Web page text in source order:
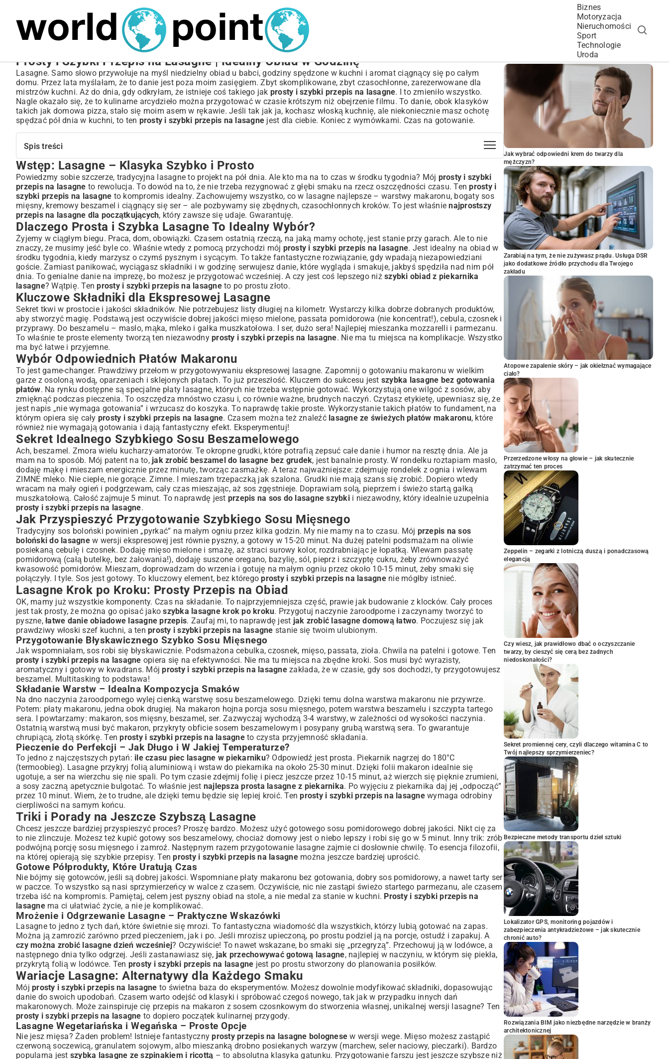
Biznes
Motoryzacja
Nieruchomości
Sport
Technologie
Uroda
Prosty i Szybki Przepis na Lasagne | Idealny Obiad w Godzinę
Lasagne. Samo słowo przywołuje na myśl niedzielny obiad u babci, godziny spędzone w kuchni i aromat ciągnący się po całym
domu. Przez lata myślałam, że to danie jest poza moim zasięgiem. Zbyt skomplikowane, zbyt czasochłonne, zarezerwowane dla
mistrzów kuchni. Aż do dnia, gdy odkryłam, że istnieje coś takiego jak prosty i szybki przepis na lasagne. I to zmieniło wszystko.
Nagle okazało się, że to kulinarne arcydzieło można przygotować w czasie krótszym niż obejrzenie filmu. To danie, obok klasyków
takich jak domowa pizza, stało się moim asem w rękawie. Jeśli tak jak ja, kochasz włoską kuchnię, ale niekoniecznie masz ochotę
spędzać pół dnia w kuchni, to ten prosty i szybki przepis na lasagne jest dla ciebie. Koniec z wymówkami. Czas na gotowanie.
Spis treści
Wstęp: Lasagne – Klasyka Szybko i Prosto
Dlaczego Prosta i Szybka Lasagne To Idealny Wybór?
Kluczowe Składniki dla Ekspresowej Lasagne
Wybór Odpowiednich Płatów Makaronu
Sekret Idealnego Szybkiego Sosu Beszamelowego
Jak Przyspieszyć Przygotowanie Szybkiego Sosu Mięsnego
Lasagne Krok po Kroku: Prosty Przepis na Obiad
Przygotowanie Błyskawicznego Szybko Sosu Mięsnego
Składanie Warstw – Idealna Kompozycja Smaków
Pieczenie do Perfekcji – Jak Długo i W Jakiej Temperaturze?
Triki i Porady na Jeszcze Szybszą Lasagne
Gotowe Półprodukty, Które Uratują Czas
Mrożenie i Odgrzewanie Lasagne – Praktyczne Wskazówki
Wariacje Lasagne: Alternatywy dla Każdego Smaku
Lasagne Wegetariańska i Wegańska – Proste Opcje
Bezglutenowa Lasagne – Czy To Możliwe?
Z czym Podawać Lasagne? Idealne Dodatki
Podsumowanie: Delektuj Się Szybką i Prostą Lasagne
Wstęp: Lasagne – Klasyka Szybko i Prosto
Powiedzmy sobie szczerze, tradycyjna lasagne to projekt na pół dnia. Ale kto ma na to czas w środku tygodnia? Mój prosty i szybki
przepis na lasagne to rewolucja. To dowód na to, że nie trzeba rezygnować z głębi smaku na rzecz oszczędności czasu. Tenprosty i
szybki przepis na lasagne to kompromis idealny. Zachowujemy wszystko, co w lasagne najlepsze – warstwy makaronu, bogaty sos
mięsny, kremowy beszamel i ciągnący się ser – ale pozbywamy się zbędnych, czasochłonnych kroków. To jest właśnienajprostszy
przepis na lasagne dla początkujących, który zawsze się udaje. Gwarantuję.
Dlaczego Prosta i Szybka Lasagne To Idealny Wybór?
Żyjemy w ciągłym biegu. Praca, dom, obowiązki. Czasem ostatnią rzeczą, na jaką mamy ochotę, jest stanie przy garach. Ale to nie
znaczy, że musimy jeść byle co. Właśnie wtedy z pomocą przychodzi mój prosty i szybki przepis na lasagne. Jest idealny na obiad w
środku tygodnia, kiedy marzysz o czymś pysznym i sycącym. To także fantastyczne rozwiązanie, gdy wpadają niezapowiedziani
goście. Zamiast panikować, wyciągasz składniki i w godzinę serwujesz danie, które wygląda i smakuje, jakbyś spędziła nad nim pół
dnia. To genialne danie na imprezę, bo możesz je przygotować wcześniej. A czy jest coś lepszego niż szybki obiad z piekarnika
lasagne? Wątpię. Tenprosty i szybki przepis na lasagneto po prostu złoto.
Kluczowe Składniki dla Ekspresowej Lasagne
Sekret tkwi w prostocie i jakości składników. Nie potrzebujesz listy długiej na kilometr. Wystarczy kilka dobrze dobranych produktów,
aby stworzyć magię. Podstawą jest oczywiście dobrej jakości mięso mielone, passata pomidorowa (nie koncentrat!), cebula, czosnek i
przyprawy. Do beszamelu – masło, mąka, mleko i gałka muszkatołowa. I ser, dużo sera! Najlepiej mieszanka mozzarelli i parmezanu.
To właśnie te proste elementy tworzą ten niezawodny prosty i szybki przepis na lasagne. Nie ma tu miejsca na komplikacje. Wszystko
ma być łatwe i przyjemne.
Wybór Odpowiednich Płatów Makaronu
To jest game-changer. Prawdziwy przełom w przygotowywaniu ekspresowej lasagne. Zapomnij o gotowaniu makaronu w wielkim
garze z osoloną wodą, oparzeniach i sklejonych płatach. To już przeszłość. Kluczem do sukcesu jest szybka lasagne bez gotowania
płatów. Na rynku dostępne są specjalne płaty lasagne, których nie trzeba wstępnie gotować. Wykorzystują one wilgoć z sosów, aby
zmięknąć podczas pieczenia. To oszczędza mnóstwo czasu i, co równie ważne, brudnych naczyń. Czytasz etykietę, upewniasz się, że
jest napis „nie wymaga gotowania” i wrzucasz do koszyka. To naprawdę takie proste. Wykorzystanie takich płatów to fundament, na
którym opiera się cały prosty i szybki przepis na lasagne. Czasem można też znaleźć lasagne ze świeżych płatów makaronu, które
również nie wymagają gotowania i dają fantastyczny efekt. Eksperymentuj!
Sekret Idealnego Szybkiego Sosu Beszamelowego
Ach, beszamel. Zmora wielu kucharzy-amatorów. Te okropne grudki, które potrafią zepsuć całe danie i humor na resztę dnia. Ale ja
mam na to sposób. Mój patent na to, jak zrobić beszamel do lasagne bez grudek, jest banalnie prosty. W rondelku roztapiam masło,
dodaję mąkę i mieszam energicznie przez minutę, tworząc zasmażkę. A teraz najważniejsze: zdejmuję rondelek z ognia i wlewam
ZIMNE mleko. Nie ciepłe, nie gorące. Zimne. I mieszam trzepaczką jak szalona. Grudki nie mają szans się zrobić. Dopiero wtedy
wracam na mały ogień i podgrzewam, cały czas mieszając, aż sos zgęstnieje. Doprawiam solą, pieprzem i świeżo startą gałką
muszkatołową. Całość zajmuje 5 minut. To naprawdę jest przepis na sos do lasagne szybkii niezawodny, który idealnie uzupełnia
prosty i szybki przepis na lasagne.
Jak Przyspieszyć Przygotowanie Szybkiego Sosu Mięsnego
Tradycyjny sos boloński powinien „pyrkać” na małym ogniu przez kilka godzin. My nie mamy na to czasu. Mój przepis na sos
boloński do lasagnew wersji ekspresowej jest równie pyszny, a gotowy w 15-20 minut. Na dużej patelni podsmażam na oliwie
posiekaną cebulę i czosnek. Dodaję mięso mielone i smażę, aż straci surowy kolor, rozdrabniając je łopatką. Wlewam passatę
pomidorową (całą butelkę, bez żałowania!), dodaję suszone oregano, bazylię, sól, pieprz i szczyptę cukru, żeby zrównoważyć
kwasowość pomidorów. Mieszam, doprowadzam do wrzenia i gotuję na małym ogniu przez około 10-15 minut, żeby smaki się
połączyły. I tyle. Sos jest gotowy. To kluczowy element, bez któregoprosty i szybki przepis na lasagnenie mógłby istnieć.
Lasagne Krok po Kroku: Prosty Przepis na Obiad
OK, mamy już wszystkie komponenty. Czas na składanie. To najprzyjemniejsza część, prawie jak budowanie z klocków. Cały proces
jest tak prosty, że można go opisać jakoszybka lasagne krok po kroku. Przygotuj naczynie żaroodporne i zaczynamy tworzyć to
pyszne, łatwe danie obiadowe lasagne przepis. Zaufaj mi, to naprawdę jest jak zrobić lasagne domową łatwo. Poczujesz się jak
prawdziwy włoski szef kuchni, a ten prosty i szybki przepis na lasagne stanie się twoim ulubionym.
Przygotowanie Błyskawicznego Szybko Sosu Mięsnego
Jak wspomniałam, sos robi się błyskawicznie. Podsmażona cebulka, czosnek, mięso, passata, zioła. Chwila na patelni i gotowe. Ten
prosty i szybki przepis na lasagne opiera się na efektywności. Nie ma tu miejsca na zbędne kroki. Sos musi być wyrazisty,
aromatyczny i gotowy w kwadrans. Mójprosty i szybki przepis na lasagnezakłada, że w czasie, gdy sos dochodzi, ty przygotowujesz
beszamel. Multitasking to podstawa!
Składanie Warstw – Idealna Kompozycja Smaków
Na dno naczynia żaroodpornego wylej cienką warstwę sosu beszamelowego. Dzięki temu dolna warstwa makaronu nie przywrze.
Potem: płaty makaronu, jedna obok drugiej. Na makaron hojna porcja sosu mięsnego, potem warstwa beszamelu i szczypta tartego
sera. I powtarzamy: makaron, sos mięsny, beszamel, ser. Zazwyczaj wychodzą 3-4 warstwy, w zależności od wysokości naczynia.
Ostatnią warstwą musi być makaron, przykryty obficie sosem beszamelowym i posypany grubą warstwą sera. To gwarantuje
chrupiącą, złotą skórkę. Tenprosty i szybki przepis na lasagneto czysta przyjemność składania.
Pieczenie do Perfekcji – Jak Długo i W Jakiej Temperaturze?
To jedno z najczęstszych pytań: ile czasu piec lasagne w piekarniku? Odpowiedź jest prosta. Piekarnik nagrzej do 180°C
(termoobieg). Lasagne przykryj folią aluminiową i wstaw do piekarnika na około 25-30 minut. Dzięki folii makaron idealnie się
ugotuje, a ser na wierzchu się nie spali. Po tym czasie zdejmij folię i piecz jeszcze przez 10-15 minut, aż wierzch się pięknie zrumieni,
a sosy zaczną apetycznie bulgotać. To właśnie jest najlepsza prosta lasagne z piekarnika. Po wyjęciu z piekarnika daj jej „odpocząć”
przez 10 minut. Wiem, że to trudne, ale dzięki temu będzie się lepiej kroić. Tenprosty i szybki przepis na lasagnewymaga odrobiny
cierpliwości na samym końcu.
Triki i Porady na Jeszcze Szybszą Lasagne
Chcesz jeszcze bardziej przyspieszyć proces? Proszę bardzo. Możesz użyć gotowego sosu pomidorowego dobrej jakości. Nikt cię za
to nie zlinczuje. Możesz też kupić gotowy sos beszamelowy, chociaż domowy jest o niebo lepszy i robi się go w 5 minut. Inny trik: zrób
podwójną porcję sosu mięsnego i zamroź. Następnym razem przygotowanie lasagne zajmie ci dosłownie chwilę. To esencja filozofii,
na której opierają się szybkie przepisy. Tenprosty i szybki przepis na lasagnemożna jeszcze bardziej uprościć.
Gotowe Półprodukty, Które Uratują Czas
Nie bójmy się gotowców, jeśli są dobrej jakości. Wspomniane płaty makaronu bez gotowania, dobry sos pomidorowy, a nawet tarty ser
w paczce. To wszystko są nasi sprzymierzeńcy w walce z czasem. Oczywiście, nic nie zastąpi świeżo startego parmezanu, ale czasem
trzeba iść na kompromis. Pamiętaj, celem jest pyszny obiad na stole, a nie medal za stanie w kuchni. Prosty i szybki przepis na
lasagnema ci ułatwiać życie, a nie je komplikować.
Mrożenie i Odgrzewanie Lasagne – Praktyczne Wskazówki
Lasagne to jedno z tych dań, które świetnie się mrozi. To fantastyczna wiadomość dla wszystkich, którzy lubią gotować na zapas.
Można ją zamrozić zarówno przed pieczeniem, jak i po. Jeśli mrozisz upieczoną, po prostu podziel ją na porcje, ostudź i zapakuj. A
czy można zrobić lasagne dzień wcześniej? Oczywiście! To nawet wskazane, bo smaki się „przegryzą”. Przechowuj ją w lodówce, a
następnego dnia tylko odgrzej. Jeśli zastanawiasz się, jak przechowywać gotową lasagne, najlepiej w naczyniu, w którym się piekła,
przykrytą folią w lodówce. Ten prosty i szybki przepis na lasagne jest po prostu stworzony do planowania posiłków.
Wariacje Lasagne: Alternatywy dla Każdego Smaku
Mój prosty i szybki przepis na lasagne to świetna baza do eksperymentów. Możesz dowolnie modyfikować składniki, dopasowując
danie do swoich upodobań. Czasem warto odejść od klasyki i spróbować czegoś nowego, tak jak w przypadku innych dań
makaronowych. Może zainspiruje cię przepis na makaron z sosem czosnkowym do stworzenia własnej, unikalnej wersji lasagne? Ten
prosty i szybki przepis na lasagne to dopiero początek kulinarnej przygody.
Lasagne Wegetariańska i Wegańska – Proste Opcje
Nie jesz mięsa? Żaden problem! Istnieje fantastycznyprosty przepis na lasagne bolognese w wersji wege. Mięso możesz zastąpić
czerwoną soczewicą, granulatem sojowym, albo mieszanką drobno posiekanych warzyw (marchew, seler naciowy, pieczarki). Bardzo
popularna jest szybka lasagne ze szpinakiem i ricottą – to absolutna klasyka gatunku. Przygotowanie farszu jest jeszcze szybsze niż
POPULARNE ARTYKUŁY
Jak wybrać odpowiedni krem do twarzy dla
mężczyzn?
Zarabiaj na tym, że nie zużywasz prądu. Usługa DSR
jako dodatkowe źródło przychodu dla Twojego
zakładu
Atopowe zapalenie skóry – jak okiełznać wymagające
ciało?
Przerzedzone włosy na głowie – jak skutecznie
zatrzymać ten proces
Zeppelin – zegarki z lotniczą duszą i ponadczasową
elegancją
Czy wiesz, jak prawidłowo dbać o oczyszczanie
twarzy, by cieszyć się cerą bez żadnych
niedoskonałości?
Sekret promiennej cery, czyli dlaczego witamina C to
Twój najlepszy sprzymierzeniec?
Bezpieczne metody transportu dzieł sztuki
Lokalizator GPS, monitoring pojazdów i
zabezpieczenia antykradzieżowe – jak skutecznie
chronić auto?
Rozwiązania BIM jako niezbędne narzędzie w branży
architektonicznej